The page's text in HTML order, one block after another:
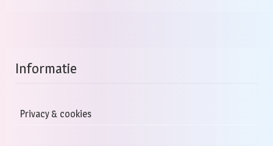
Informatie
Privacy & cookies